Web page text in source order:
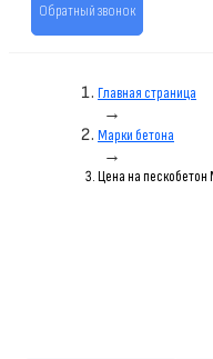
Обратный звонок
Главная страница
→
Марки бетона
→
Цена на пескобетон